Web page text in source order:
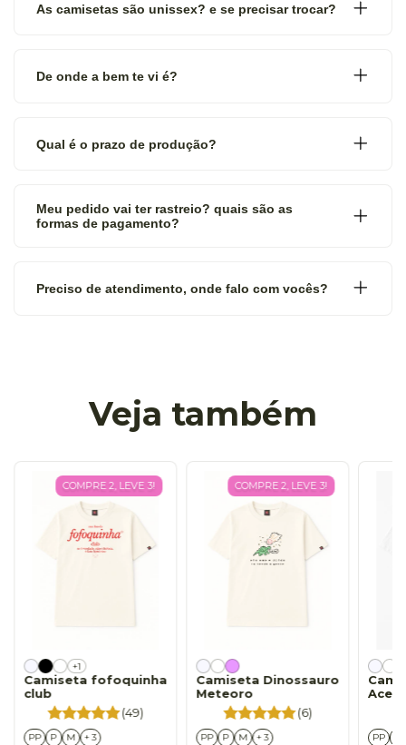
As camisetas são unissex? e se precisar trocar?
De onde a bem te vi é?
Qual é o prazo de produção?
Meu pedido vai ter rastreio? quais são as
formas de pagamento?
Preciso de atendimento, onde falo com vocês?
Veja também
COMPRE 2, LEVE 3!
+1
Camiseta fofoquinha
club
(49)
PP P M + 3
COMPRE 2, LEVE 3!
Camiseta Dinossauro
Meteoro
(6)
PP P M + 3 PP